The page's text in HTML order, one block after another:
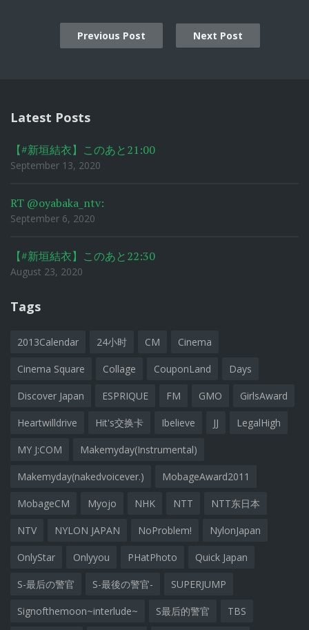
Previous Post Next Post
Latest Posts
【#新垣結衣】このあと21:00
September 13, 2020
RT @oyabaka_ntv:
September 6, 2020
【#新垣結衣】このあと22:30
August 23, 2020
Tags
2013Calendar 24小时 CM Cinema
Cinema Square Collage CouponLand Days
Discover Japan ESPRIQUE FM GMO GirlsAward
Heartwilldrive Hit's交换卡 Ibelieve JJ LegalHigh
MY J:COM Makemyday(Instrumental)
Makemyday(nakedvoicever.) MobageAward2011
MobageCM Myojo NHK NTT NTT东日本
NTV NYLON JAPAN NoProblem! NylonJapan
OnlyStar Onlyyou PHatPhoto Quick Japan
S-最后の警官 S-最後の警官- SUPERJUMP
Signofthemoon~interlude~ S最后的警官 TBS